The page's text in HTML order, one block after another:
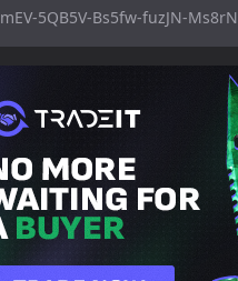
5QB5V-Bs5fw-fuzJN-Ms8rN